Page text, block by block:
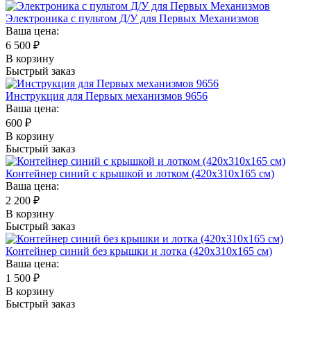
Электроника с пультом Д/У для Первых Механизмов
Ваша цена:
6 500 ₽
В корзину
Быстрый заказ
Инструкция для Первых механизмов 9656
Ваша цена:
600 ₽
В корзину
Быстрый заказ
Контейнер синий с крышкой и лотком (420х310х165 см)
Ваша цена:
2 200 ₽
В корзину
Быстрый заказ
Контейнер синий без крышки и лотка (420х310х165 см)
Ваша цена:
1 500 ₽
В корзину
Быстрый заказ